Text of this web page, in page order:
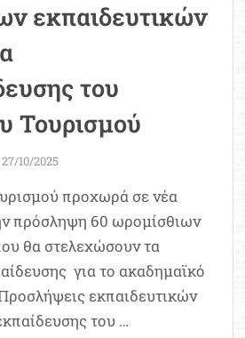
εκπαιδευτικών
του
Τουρισμού
27/10/2025
προχωρά σε νέα
πρόσληψη 60 ωρομίσθιων
θα στελεχώσουν τα
για το ακαδημαϊκό
εκπαιδευτικών
του …